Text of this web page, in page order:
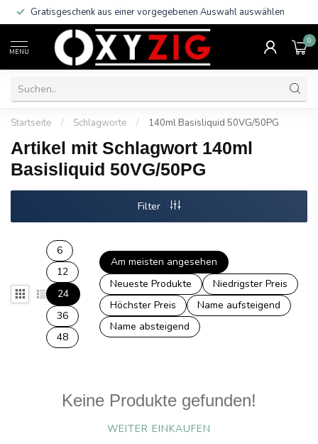
Gratisgeschenk aus einer vorgegebenen Auswahl auswählen
MENU
0
Startseite / Schlagworte / 140ml Basisliquid 50VG/50PG
Artikel mit Schlagwort 140ml
Basisliquid 50VG/50PG
Filter
6
12
24
36
48
Am meisten angesehen
Neueste Produkte
Niedrigster Preis
Höchster Preis
Name aufsteigend
Name absteigend
Keine Produkte gefunden!
WEITER EINKAUFEN